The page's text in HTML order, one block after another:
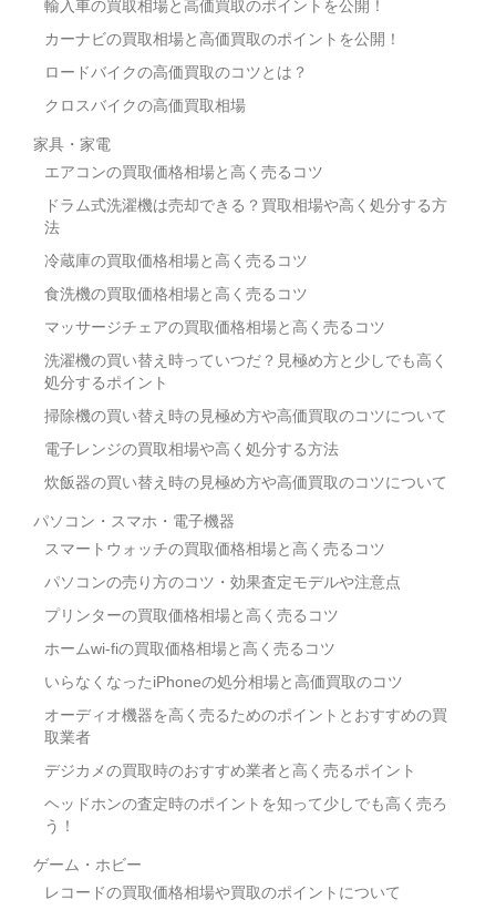
輸入車の買取相場と高価買取のポイントを公開！
カーナビの買取相場と高価買取のポイントを公開！
ロードバイクの高価買取のコツとは？
クロスバイクの高価買取相場
家具・家電
エアコンの買取価格相場と高く売るコツ
ドラム式洗濯機は売却できる？買取相場や高く処分する方
法
冷蔵庫の買取価格相場と高く売るコツ
食洗機の買取価格相場と高く売るコツ
マッサージチェアの買取価格相場と高く売るコツ
洗濯機の買い替え時っていつだ？見極め方と少しでも高く
処分するポイント
掃除機の買い替え時の見極め方や高価買取のコツについて
電子レンジの買取相場や高く処分する方法
炊飯器の買い替え時の見極め方や高価買取のコツについて
パソコン・スマホ・電子機器
スマートウォッチの買取価格相場と高く売るコツ
パソコンの売り方のコツ・効果査定モデルや注意点
プリンターの買取価格相場と高く売るコツ
ホームwi-fiの買取価格相場と高く売るコツ
いらなくなったiPhoneの処分相場と高価買取のコツ
オーディオ機器を高く売るためのポイントとおすすめの買
取業者
デジカメの買取時のおすすめ業者と高く売るポイント
ヘッドホンの査定時のポイントを知って少しでも高く売ろ
う！
ゲーム・ホビー
レコードの買取価格相場や買取のポイントについて